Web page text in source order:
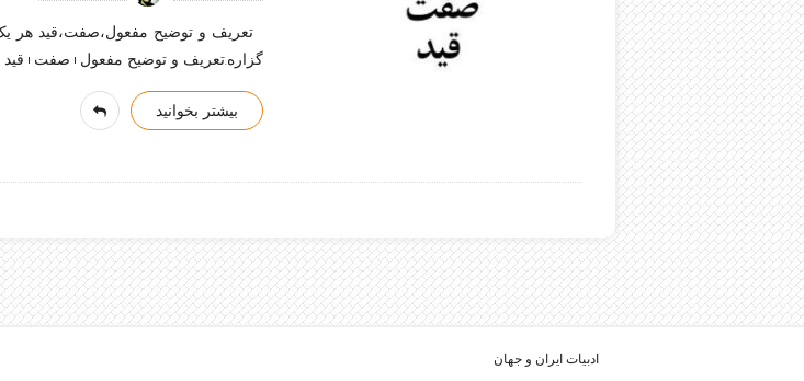
تعریف و توضیح مفعول،صفت،قید هر
گزاره.تعریف و توضیح
بیشتر بخوانید
ادبیات ایران و جهان